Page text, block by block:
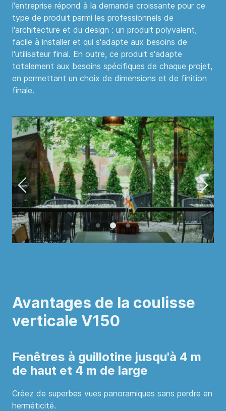
l'entreprise répond à la demande croissante pour ce
type de produit parmi les professionnels de
l'architecture et du design : un produit polyvalent,
facile à installer et qui s'adapte aux besoins de
l'utilisateur final. En outre, ce produit s'adapte
totalement aux besoins spécifiques de chaque projet,
en permettant un choix de dimensions et de finition
finale.
Avantages de la coulisse
verticale V150
Fenêtres à guillotine jusqu'à 4 m
de haut et 4 m de large
Créez de superbes vues panoramiques sans perdre en
herméticité.